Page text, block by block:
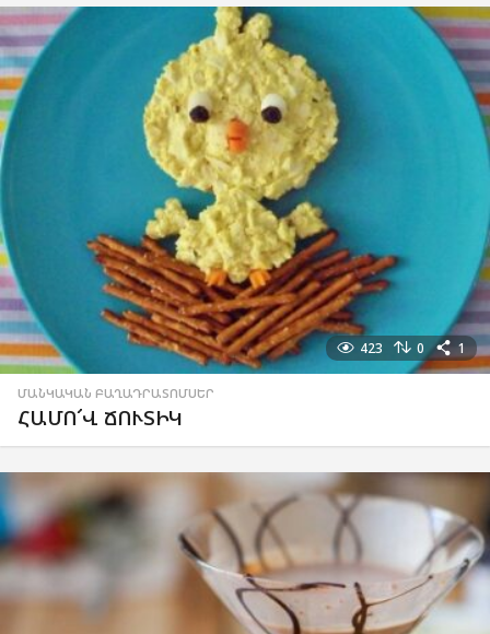
423 0 1
ՄԱՆԿԱԿԱՆ ԲԱՂԱԴՐԱՏՈՄՍԵՐ
ՀԱՄՈ՜Վ ՃՈՒՏԻԿ